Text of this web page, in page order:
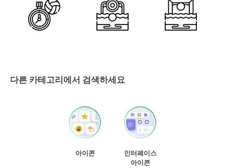
다른 카테고리에서 검색하세요
아이콘
인터페이스
아이콘